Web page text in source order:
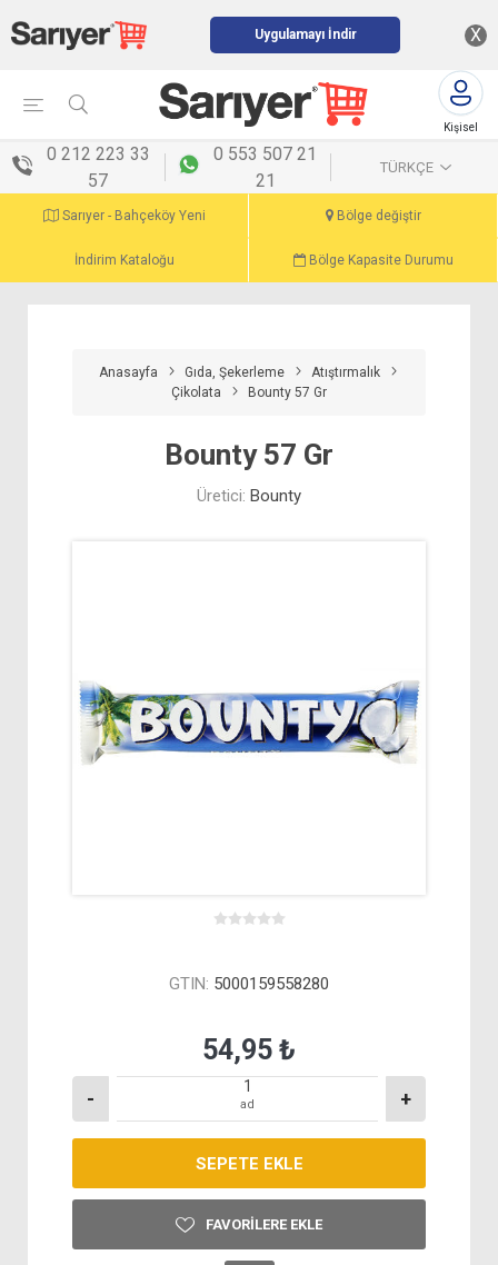
Uygulamayı İndir X
Kişisel
0 212 223 33
57
0 553 507 21
21
TÜRKÇE
Sarıyer - Bahçeköy Yeni Bölge değiştir
İndirim Kataloğu Bölge Kapasite Durumu
Anasayfa Gıda, Şekerleme
Atıştırmalık
Çikolata
Bounty 57 Gr
Bounty 57 Gr
Üretici: Bounty
GTIN: 5000159558280
54,95 ₺
- ad +
FAVORILERE EKLE